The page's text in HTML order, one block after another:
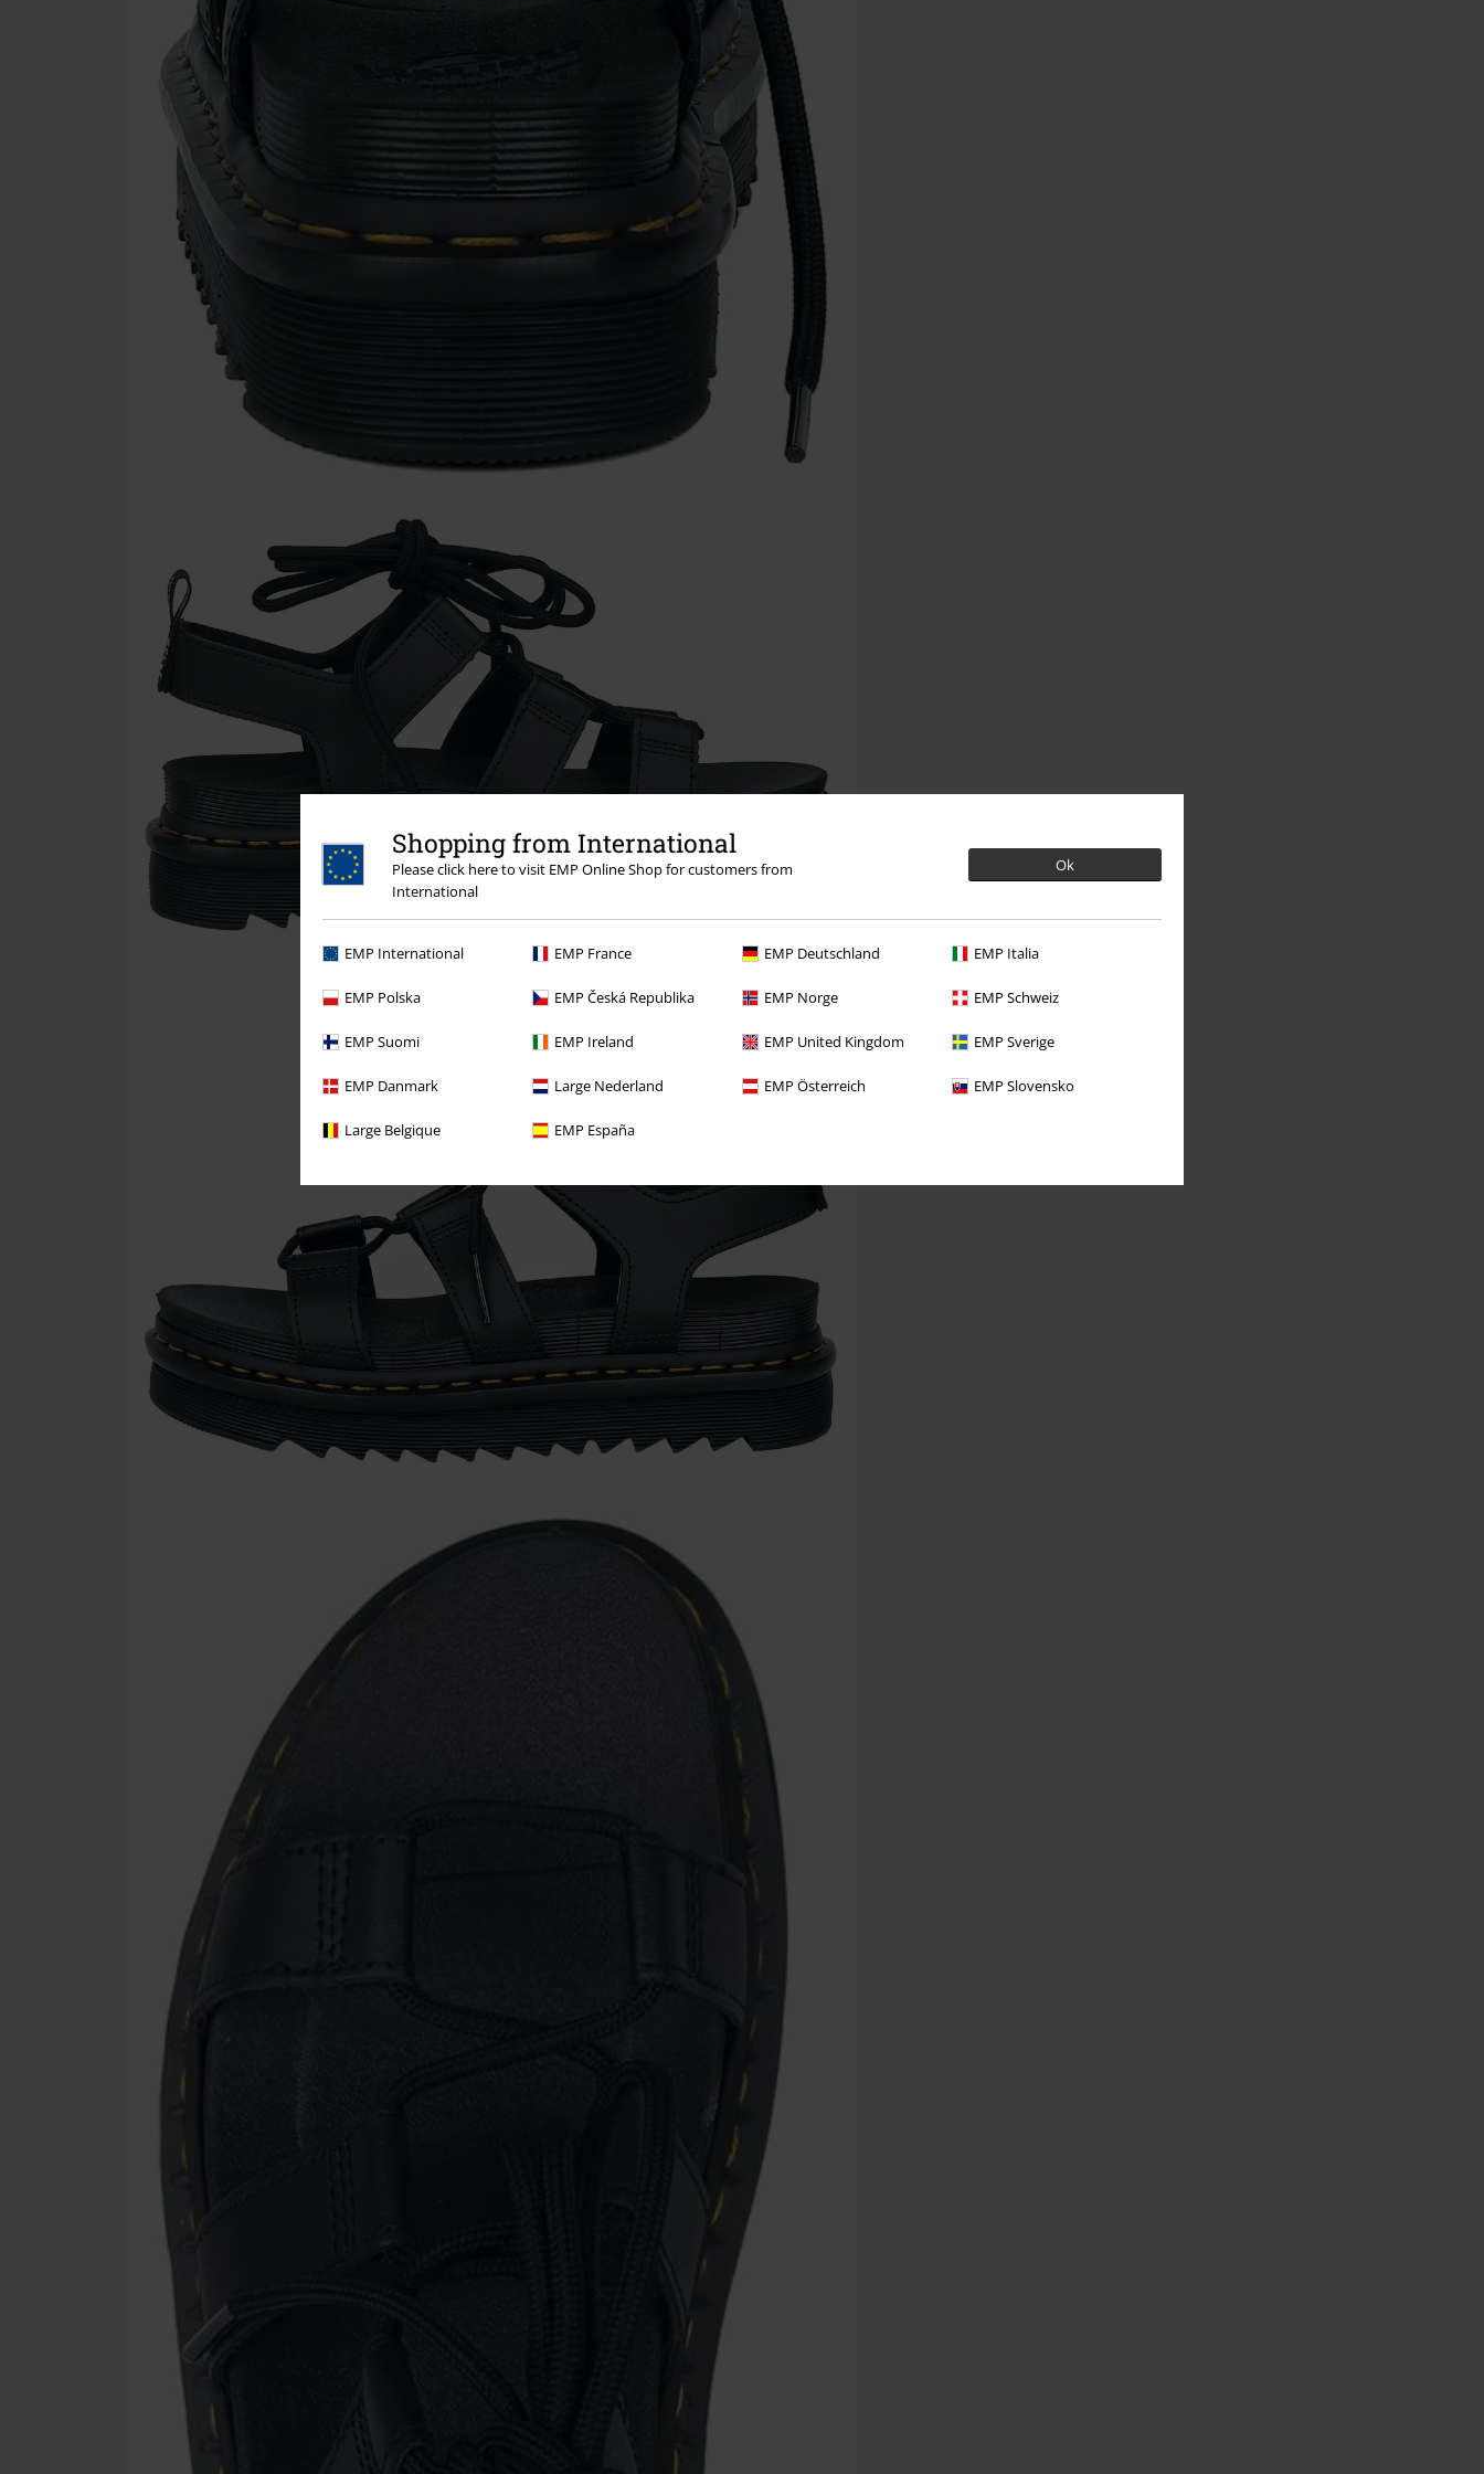
Shopping from International
Please click here to visit EMP Online Shop for customers from
International
Ok
EMP International EMP France EMP Deutschland EMP Italia
EMP Polska EMP Česká Republika EMP Norge EMP Schweiz
EMP Suomi EMP Ireland EMP United Kingdom EMP Sverige
EMP Danmark Large Nederland EMP Österreich EMP Slovensko
Large Belgique EMP España